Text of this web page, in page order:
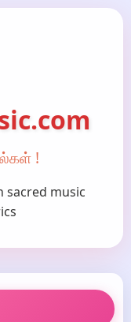
!
sacred music